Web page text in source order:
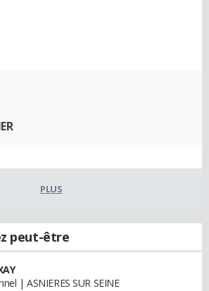
PLUS
peut-être
| ASNIERES SUR SEINE